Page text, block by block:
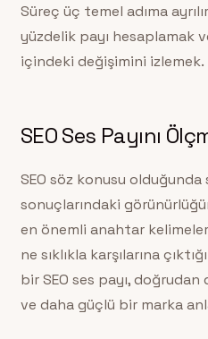
Süreç üç temel adıma
yüzdelik payı hesaplamak
içindeki değişimini izlemek.
SEO Ses Payını
SEO söz konusu olduğunda
sonuçlarındaki
en önemli anahtar
ne sıklıkla karşılarına
bir SEO ses payı,
ve daha güçlü bir marka